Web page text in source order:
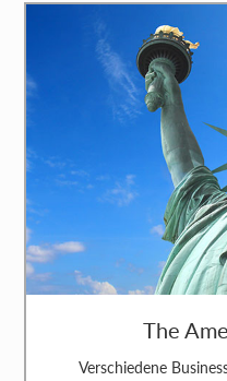
The
Verschiedene